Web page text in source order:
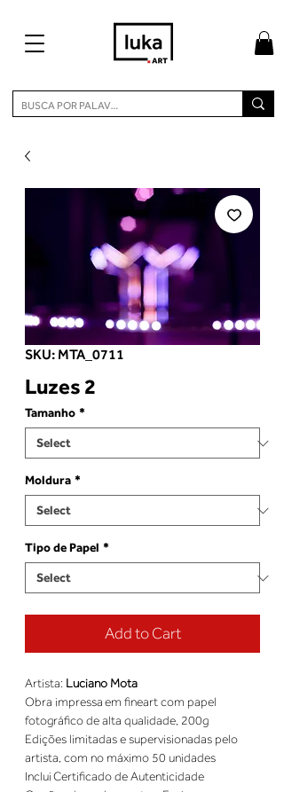
SKU: MTA_0711
Luzes 2
Tamanho *
Moldura *
Tipo de Papel *
Add to Cart
Artista: Luciano Mota
Obra impressa em fineart com papel
fotográfico de alta qualidade, 200g
Edições limitadas e supervisionadas pelo
artista, com no máximo 50 unidades
Inclui Certificado de Autenticidade